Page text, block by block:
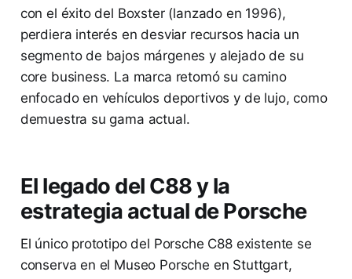
con el éxito del Boxster (lanzado en 1996),
perdiera interés en desviar recursos hacia un
segmento de bajos márgenes y alejado de su
core business. La marca retomó su camino
enfocado en vehículos deportivos y de lujo, como
demuestra su gama actual.
El legado del C88 y la
estrategia actual de Porsche
El único prototipo del Porsche C88 existente se
conserva en el Museo Porsche en Stuttgart,